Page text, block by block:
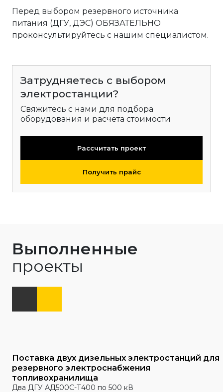
Перед выбором резервного источника
питания (ДГУ, ДЭС) ОБЯЗАТЕЛЬНО
проконсультируйтесь с нашим специалистом.
Затрудняетесь с выбором
электростанции?
Свяжитесь с нами для подбора
оборудования и расчета стоимости
Рассчитать проект
Получить прайс
Выполненные
проекты
Поставка двух дизельных электростанций для
резервного электроснабжения
топливохранилища
Два ДГУ АД500С-Т400 по 500 кВ